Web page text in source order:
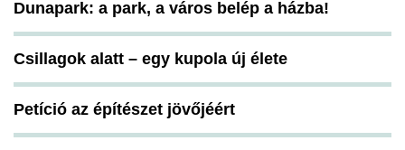
Dunapark: a park, a város belép a házba!
Csillagok alatt – egy kupola új élete
Petíció az építészet jövőjéért